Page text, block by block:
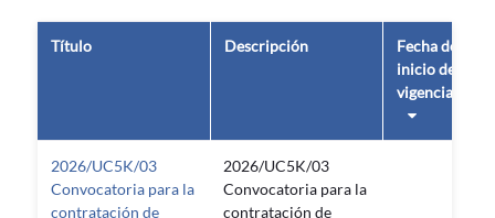
Título Descripción
Fecha de
inicio de
vigencia
2026/UC5K/03
Convocatoria para la
contratación de
2026/UC5K/03
Convocatoria para la
contratación de